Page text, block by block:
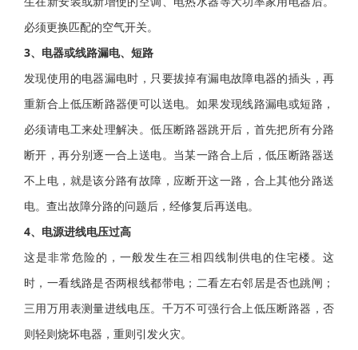
必须更换匹配的空气开关。
3、电器或线路漏电、短路
发现使用的电器漏电时，只要拔掉有漏电故障电器的插头，再
重新合上低压断路器便可以送电。如果发现线路漏电或短路，
必须请电工来处理解决。低压断路器跳开后，首先把所有分路
断开，再分别逐一合上送电。当某一路合上后，低压断路器送
不上电，就是该分路有故障，应断开这一路，合上其他分路送
电。查出故障分路的问题后，经修复后再送电。
4、电源进线电压过高
这是非常危险的，一般发生在三相四线制供电的住宅楼。这
时，一看线路是否两根线都带电；二看左右邻居是否也跳闸；
三用万用表测量进线电压。千万不可强行合上低压断路器，否
则轻则烧坏电器，重则引发火灾。